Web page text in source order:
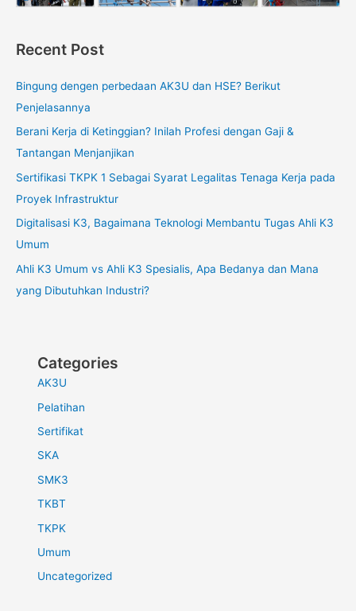
Recent Post
Bingung dengen perbedaan AK3U dan HSE? Berikut
Penjelasannya
Berani Kerja di Ketinggian? Inilah Profesi dengan Gaji &
Tantangan Menjanjikan
Sertifikasi TKPK 1 Sebagai Syarat Legalitas Tenaga Kerja pada
Proyek Infrastruktur
Digitalisasi K3, Bagaimana Teknologi Membantu Tugas Ahli K3
Umum
Ahli K3 Umum vs Ahli K3 Spesialis, Apa Bedanya dan Mana
yang Dibutuhkan Industri?
Categories
AK3U
Pelatihan
Sertifikat
SKA
SMK3
TKBT
TKPK
Umum
Uncategorized